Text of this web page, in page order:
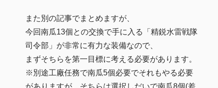
また別の記事でまとめますが、
今回南瓜13個との交換で手に入る「精鋭水雷戦隊
司令部」が非常に有力な装備なので、
まずそちらを第一目標に考える必要があります。
※別途工廠任務で南瓜5個必要でそれもやる必要